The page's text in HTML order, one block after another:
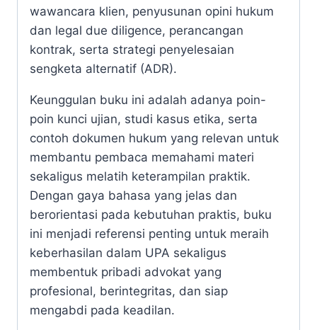
wawancara klien, penyusunan opini hukum
dan legal due diligence, perancangan
kontrak, serta strategi penyelesaian
sengketa alternatif (ADR).
Keunggulan buku ini adalah adanya poin-
poin kunci ujian, studi kasus etika, serta
contoh dokumen hukum yang relevan untuk
membantu pembaca memahami materi
sekaligus melatih keterampilan praktik.
Dengan gaya bahasa yang jelas dan
berorientasi pada kebutuhan praktis, buku
ini menjadi referensi penting untuk meraih
keberhasilan dalam UPA sekaligus
membentuk pribadi advokat yang
profesional, berintegritas, dan siap
mengabdi pada keadilan.